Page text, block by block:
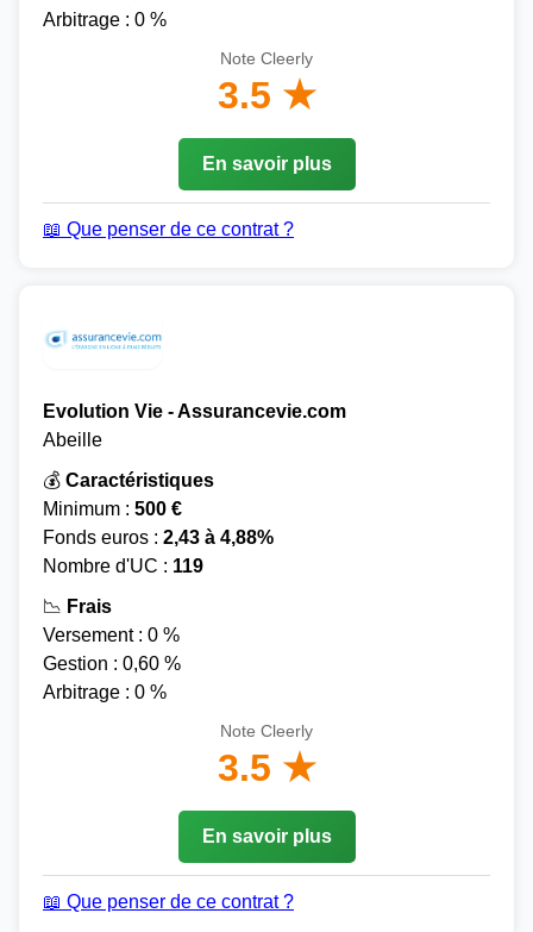
Arbitrage : 0 %
Note Cleerly
3.5 ★
En savoir plus
📖 Que penser de ce contrat ?
Evolution Vie - Assurancevie.com
Abeille
💰 Caractéristiques
Minimum : 500 €
Fonds euros : 2,43 à 4,88%
Nombre d'UC : 119
📉 Frais
Versement : 0 %
Gestion : 0,60 %
Arbitrage : 0 %
Note Cleerly
3.5 ★
En savoir plus
📖 Que penser de ce contrat ?